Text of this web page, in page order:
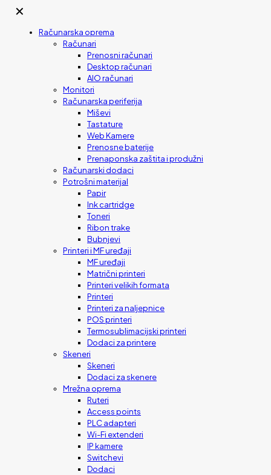
✕
Računarska oprema
Računari
Prenosni računari
Desktop računari
AIO računari
Monitori
Računarska periferija
Miševi
Tastature
Web Kamere
Prenosne baterije
Prenaponska zaštita i produžni
Računarski dodaci
Potrošni materijal
Papir
Ink cartridge
Toneri
Ribon trake
Bubnjevi
Printeri i MF uređaji
MF uređaji
Matrični printeri
Printeri velikih formata
Printeri
Printeri za naljepnice
POS printeri
Termosublimacijski printeri
Dodaci za printere
Skeneri
Skeneri
Dodaci za skenere
Mrežna oprema
Ruteri
Access points
PLC adapteri
Wi-Fi extenderi
IP kamere
Switchevi
Dodaci